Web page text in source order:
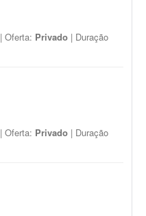
| Oferta: Privado | Duração
| Oferta: Privado | Duração